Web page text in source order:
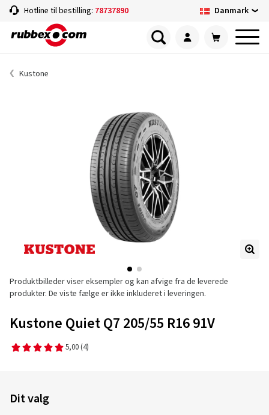
Hotline til bestilling: 78737890 Danmark
Kustone
Produktbilleder viser eksempler og kan afvige fra de leverede
produkter. De viste fælge er ikke inkluderet i leveringen.
Kustone Quiet Q7 205/55 R16 91V
5,00 (4)
Dit valg